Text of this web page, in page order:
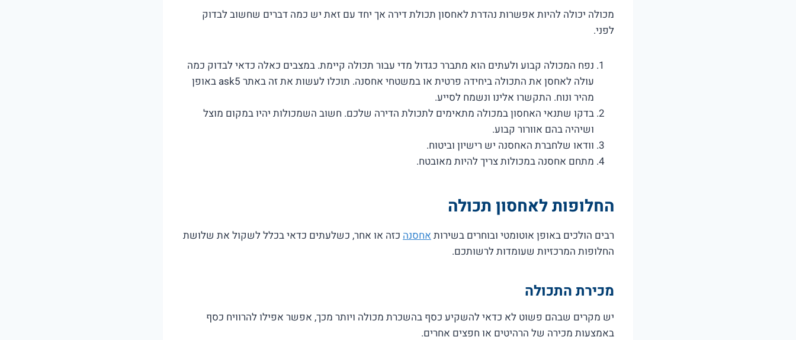
מכולה יכולה להיות אפשרות נהדרת לאחסון תכולת דירה אך יחד עם זאת יש כמה דברים שחשוב לבדוק
לפני.
נפח המכולה קבוע ולעתים הוא מתברר כגדול מדי עבור תכולה קיימת. במצבים כאלה כדאי לבדוק כמה
עולה לאחסן את התכולה ביחידה פרטית או במשטחי אחסנה. תוכלו לעשות את זה באתר ask5 באופן
מהיר ונוח. התקשרו אלינו ונשמח לסייע.
בדקו שתנאי האחסון במכולה מתאימים לתכולת הדירה שלכם. חשוב השמכולות יהיו במקום מוצל
ושיהיה בהם אוורור קבוע.
וודאו שלחברת האחסנה יש רישיון וביטוח.
מתחם אחסנה במכולות צריך להיות מאובטח.
החלופות לאחסון תכולה
רבים הולכים באופן אוטומטי ובוחרים בשירותאחסנה כזה או אחר, כשלעתים כדאי בכלל לשקול את שלושת
החלופות המרכזיות שעומדות לרשותכם.
מכירת התכולה
יש מקרים שבהם פשוט לא כדאי להשקיע כסף בהשכרת מכולה ויותר מכך, אפשר אפילו להרוויח כסף
באמצעות מכירה של הרהיטים או חפצים אחרים.